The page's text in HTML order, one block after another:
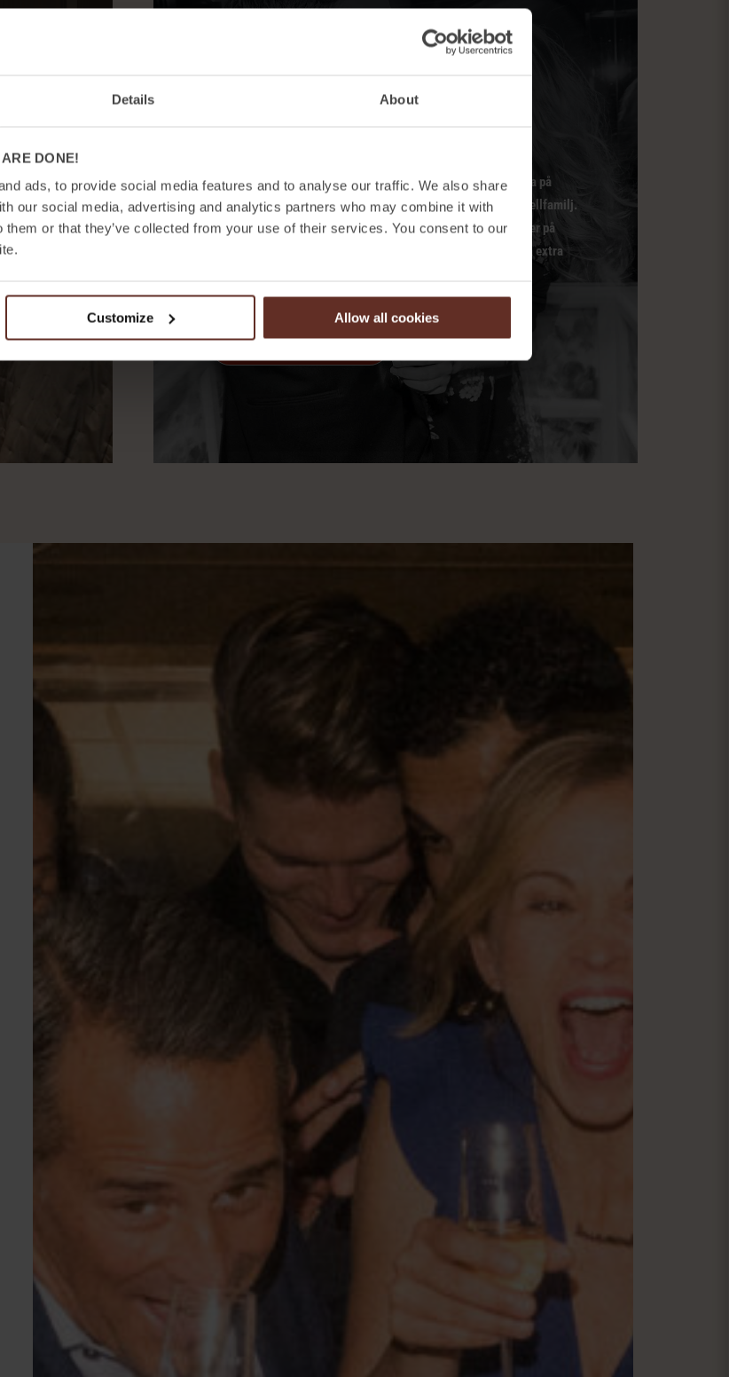
Details About
DONE!
ads, to provide social media features and to analyse our traffic. We also share
our social media, advertising and analytics partners who may combine it with
them or that they’ve collected from your use of their services. You consent to our
Customize Allow all cookies
Friends
Gillar du prisvärda hotellupplevelser i Göteborg? Hotel Bellora på
Kungsportsavenyn 6 ingår i ESS Group – en exklusiv liten hotellfamilj.
Som medlem får du: • Erbjudanden före alla andra • Unika priser på
hotell och Ristorante Bellora • Nyheter direkt till dig • Det lilla extra